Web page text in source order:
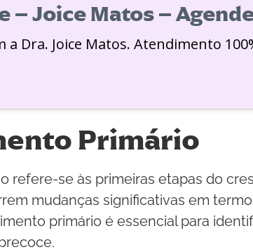
– Joice Matos –
a Dra. Joice Matos. Atendimento
Primário
refere-se às primeiras etapas do
mudanças significativas em
primário é essencial para